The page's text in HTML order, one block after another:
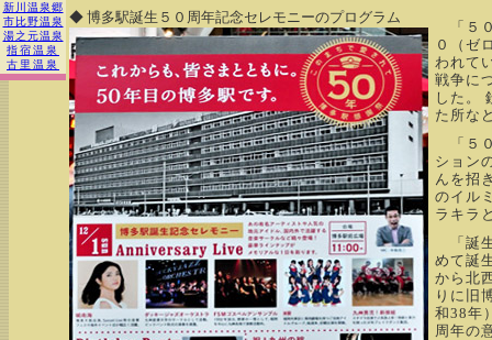
新川温泉郷
市比野温泉
湯之元温泉
指宿温泉
古里温泉
◆ 博多駅誕生５０周年記念セレモニーのプログラム
「５
０（ゼ
われて
戦争に
した。
た所な
「５
ション
んを招
のイル
ラキラ
「誕
めて誕
から北
りに旧
和38年
周年の